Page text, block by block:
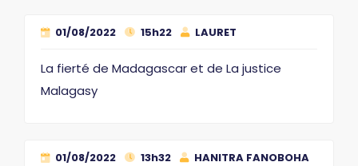
01/08/2022 15h22 LAURET
La fierté de Madagascar et de La justice
Malagasy
01/08/2022 13h32 HANITRA FANOBOHA